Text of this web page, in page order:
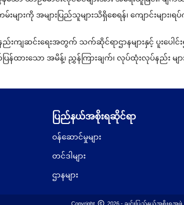
ားကို အများပြည်သူများသိရှိစေရန်၊ ကျောင်းများ၊
ျဆင်းရေးအတွက် သက်ဆိုင်ရာဌာနများနှင့် ပူးပေါင်း၍
ြန်ထားသော အမိန့်၊ ညွှန်ကြားချက်၊ လုပ်ထုံးလုပ်နည်း မျ
ပြည်နယ်အစိုးရဆိုင်ရာ
ဝန်ဆောင်မှုများ
တင်ဒါများ
ဌာနများ
Copyright copyright 2026 - ချင်းပြည်နယ်အစိုးရအဖွဲ့